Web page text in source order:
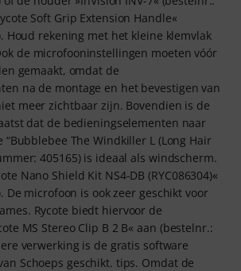
Soft Grip Extension Handle«
Houd rekening met het kleine klemvlak
de microfooninstellingen moeten vóór
gemaakt, omdat de
na de montage en het bevestigen van
meer zichtbaar zijn. Bovendien is de
dat de bedieningselementen naar
“Bubblebee The Windkiller L (Long Hair
405165) is ideaal als windscherm.
Nano Shield Kit NS4-DB (RYC086304)«
De microfoon is ook zeer geschikt voor
Rycote biedt hiervoor de
MS Stereo Clip B 2 B« aan (bestelnr.:
verwerking is de gratis software
Schoeps geschikt. tips. Omdat de